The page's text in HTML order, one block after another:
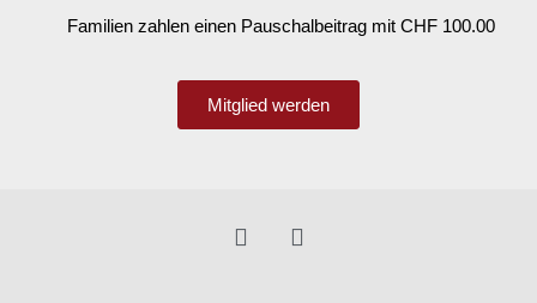
Familien zahlen einen Pauschalbeitrag mit CHF 100.00
Mitglied werden